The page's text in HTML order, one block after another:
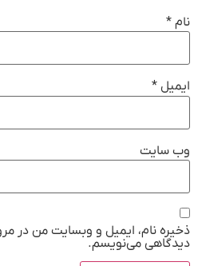
نام *
ایمیل *
وب‌ سایت
ذخیره نام، ایمیل و وبسایت من در
دیدگاهی می‌نویسم.